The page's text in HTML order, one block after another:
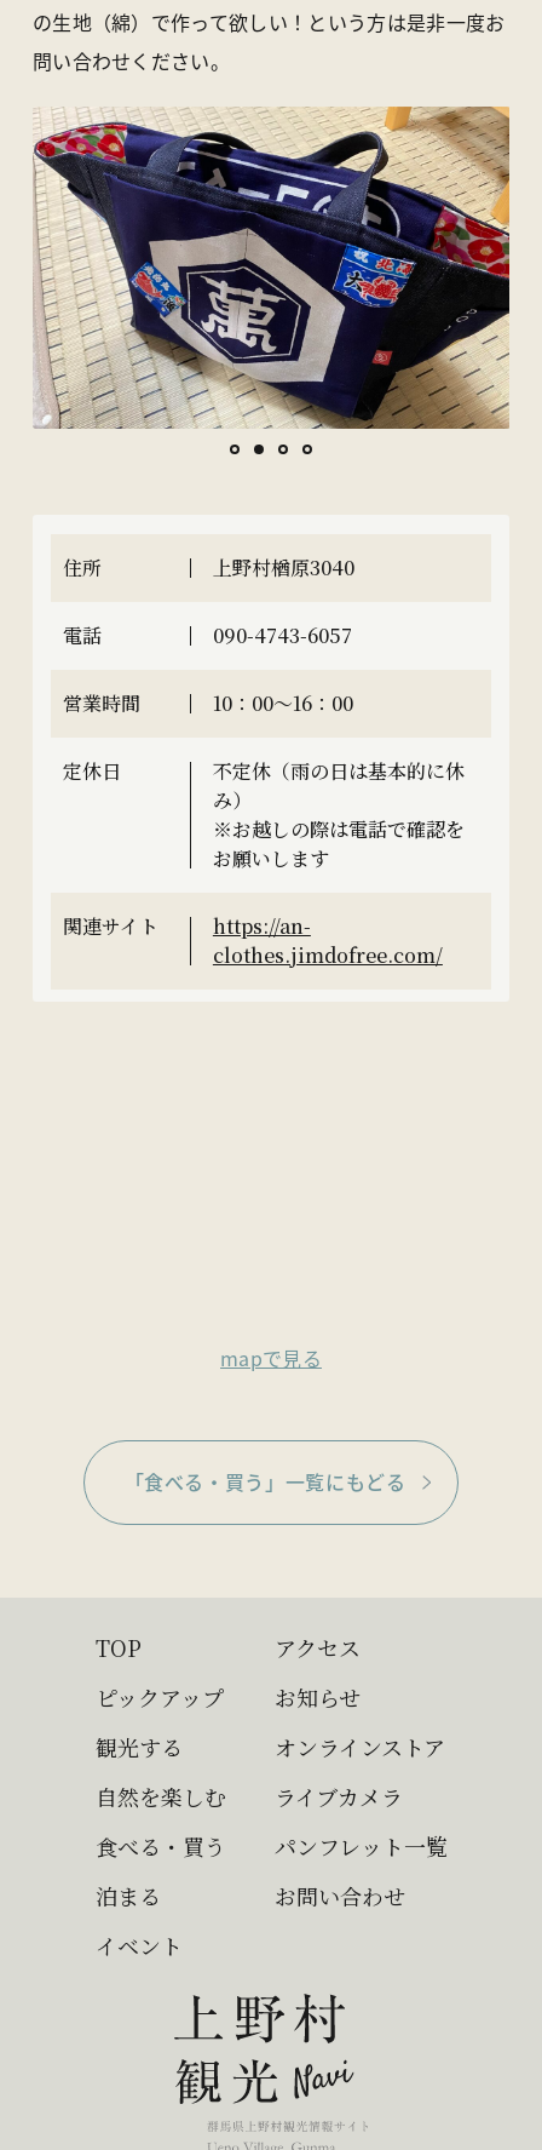
の生地（綿）で作って欲しい！という方は是非一度お
問い合わせください。
1 2 3 4
住所 上野村楢原3040
電話 090-4743-6057
営業時間 10：00～16：00
定休日
不定休（雨の日は基本的に休
み）
※お越しの際は電話で確認を
お願いします
関連サイト
https://an-
clothes.jimdofree.com/
mapで見る
「食べる・買う」一覧にもどる
TOP
ピックアップ
観光する
自然を楽しむ
食べる・買う
泊まる
イベント
アクセス
お知らせ
オンラインストア
ライブカメラ
パンフレット一覧
お問い合わせ